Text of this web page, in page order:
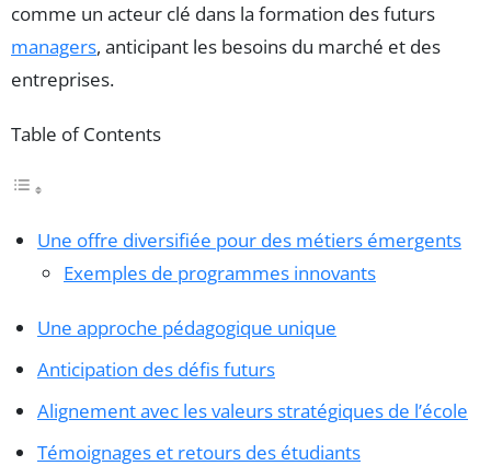
comme un acteur clé dans la formation des futurs
managers, anticipant les besoins du marché et des
entreprises.
Table of Contents
Une offre diversifiée pour des métiers émergents
Exemples de programmes innovants
Une approche pédagogique unique
Anticipation des défis futurs
Alignement avec les valeurs stratégiques de l’école
Témoignages et retours des étudiants